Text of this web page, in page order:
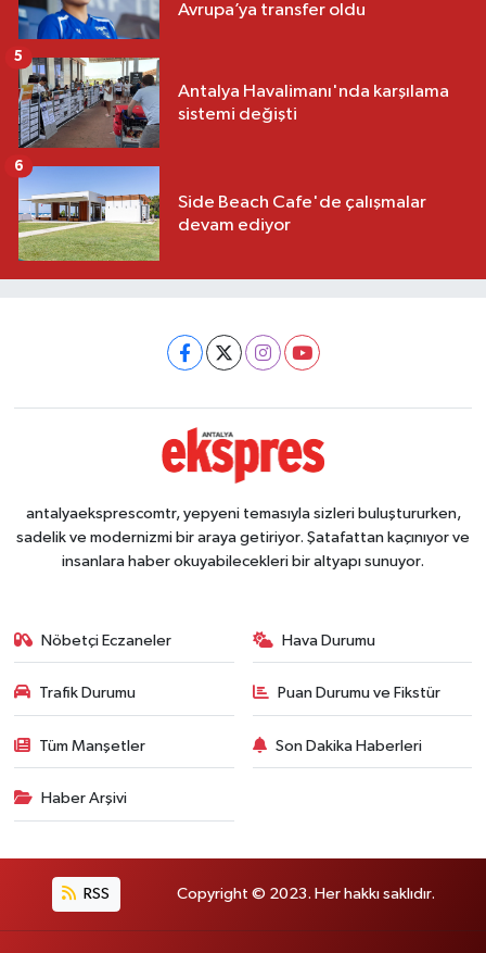
Avrupa’ya transfer oldu
Antalya Havalimanı'nda karşılama
sistemi değişti
5
Side Beach Cafe'de çalışmalar
devam ediyor
6
antalyaeksprescomtr, yepyeni temasıyla sizleri buluştururken,
sadelik ve modernizmi bir araya getiriyor. Şatafattan kaçınıyor ve
insanlara haber okuyabilecekleri bir altyapı sunuyor.
Nöbetçi Eczaneler Hava Durumu
Trafik Durumu Puan Durumu ve Fikstür
Tüm Manşetler Son Dakika Haberleri
Haber Arşivi
RSS Copyright © 2023. Her hakkı saklıdır.